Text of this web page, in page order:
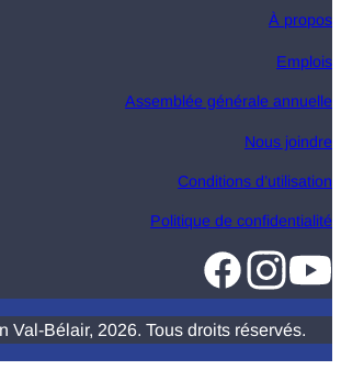
À propos
Emplois
Assemblée générale annuelle
Nous joindre
Conditions d’utilisation
Politique de confidentialité
Val-Bélair, 2026. Tous droits réservés.